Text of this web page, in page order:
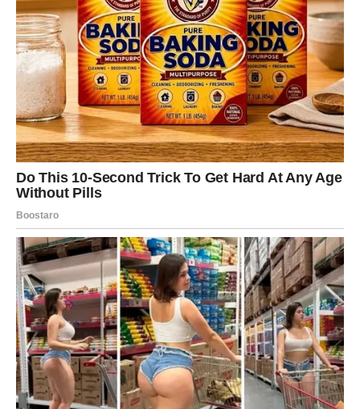
VAGA – Pravda i ravnoteža
dolaze
Vage u narednim danima osećaju da sekosmička pravda
konačno budi. Ono što ste davali, sada vam se vraća.
Ciganska sudbina kaže: više ne morate da se borite za
ono što vam pripada.
U ljubavi dolazi harmonija. Ako ste u vezi, odnos se
stabilizuje i donosi sigurnost. Slobodne Vage mogu
upoznati osobu sa kojom se sve odvija prirodno, bez
drame. Ovo su dani kada ljubav leči.
ŠKORPIJA – Transformacija bez
povratka